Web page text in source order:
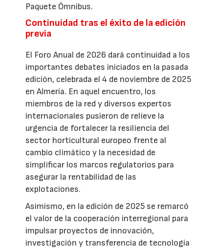
Paquete Ómnibus.
Continuidad tras el éxito de la edición
previa
El Foro Anual de 2026 dará continuidad a los
importantes debates iniciados en la pasada
edición, celebrada el 4 de noviembre de 2025
en Almería. En aquel encuentro, los
miembros de la red y diversos expertos
internacionales pusieron de relieve la
urgencia de fortalecer la resiliencia del
sector horticultural europeo frente al
cambio climático y la necesidad de
simplificar los marcos regulatorios para
asegurar la rentabilidad de las
explotaciones.
Asimismo, en la edición de 2025 se remarcó
el valor de la cooperación interregional para
impulsar proyectos de innovación,
investigación y transferencia de tecnología